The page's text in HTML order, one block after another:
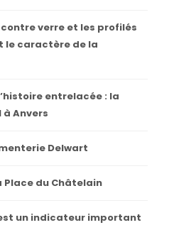
verre et les profilés
le caractère de la
entrelacée : la
à Anvers
Delwart
Place du Châtelain
un indicateur important